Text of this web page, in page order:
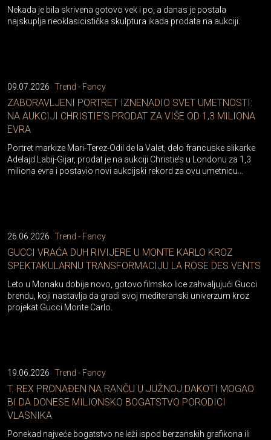
Nekada je bila skrivena gotovo vek i po, a danas je postala
najskuplja neoklasicistička skulptura ikada prodata na aukciji.
09.07.2026 Trend - Fancy
ZABORAVLJENI PORTRET IZNENADIO SVET UMETNOSTI:
NA AUKCIJI CHRISTIE’S PRODAT ZA VIŠE OD 1,3 MILIONA
EVRA
Portret markize Mari-Terez-Odil de la Valet, delo francuske slikarke
Adelajd Labij-Gijar, prodat je na aukciji Christie’s u Londonu za 1,3
miliona evra i postavio novi aukcijski rekord za ovu umetnicu...
26.06.2026 Trend - Fancy
GUCCI VRAĆA DUH RIVIJERE U MONTE KARLO KROZ
SPEKTAKULARNU TRANSFORMACIJU LA ROSE DES VENTS
Leto u Monaku dobija novo, gotovo filmsko lice zahvaljujući Gucci
brendu, koji nastavlja da gradi svoj mediteranski univerzum kroz
projekat Gucci Monte Carlo.
19.06.2026 Trend - Fancy
T. REX PRONAĐEN NA RANČU U JUŽNOJ DAKOTI MOGAO
BI DA DONESE MILIONSKO BOGATSTVO PORODICI
VLASNIKA
Ponekad najveće bogatstvo ne leži ispod berzanskih grafikona ili